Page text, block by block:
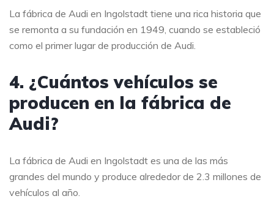
La fábrica de Audi en Ingolstadt tiene una rica historia que
se remonta a su fundación en 1949, cuando se estableció
como el primer lugar de producción de Audi.
4. ¿Cuántos vehículos se
producen en la fábrica de
Audi?
La fábrica de Audi en Ingolstadt es una de las más
grandes del mundo y produce alrededor de 2.3 millones de
vehículos al año.